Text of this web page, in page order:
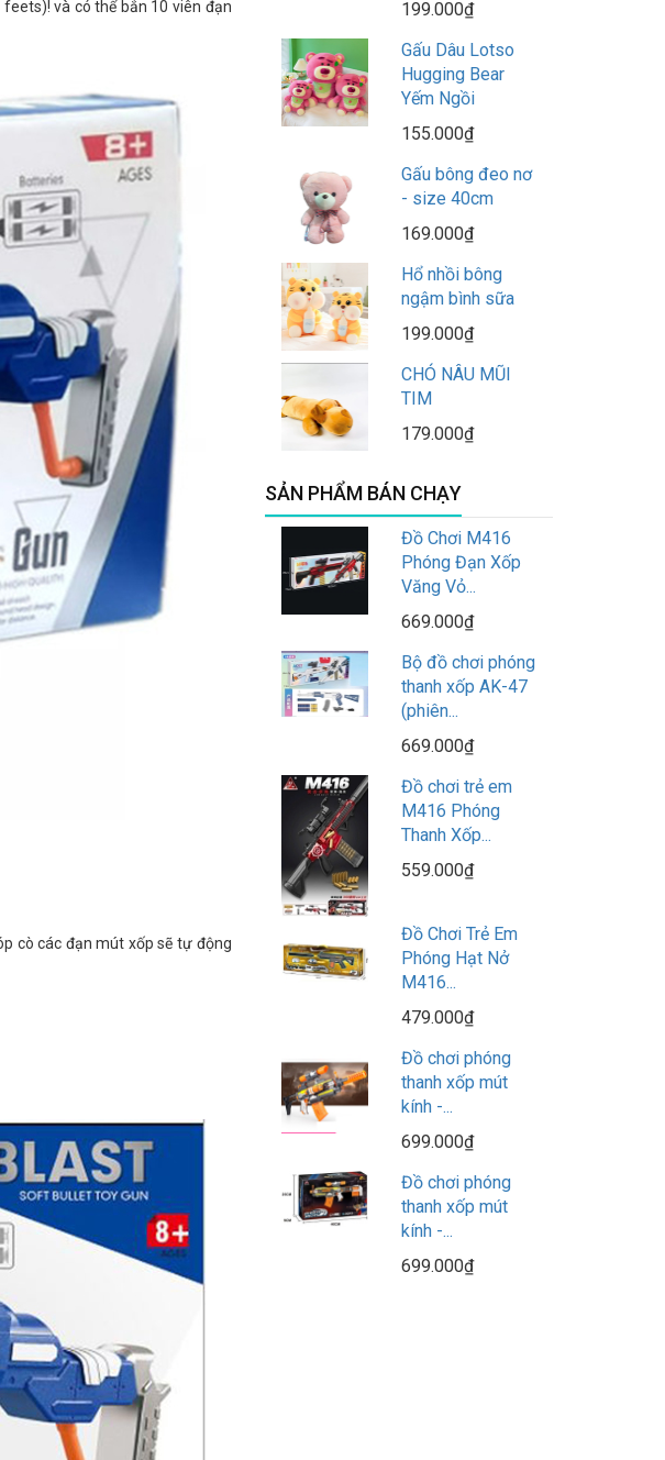
và có thể bắn 10 viên đạn
cò các đạn mút xốp sẽ tự động
199.000₫
Gấu Dâu Lotso
Hugging Bear
Yếm Ngồi
155.000₫
Gấu bông đeo nơ
- size 40cm
169.000₫
Hổ nhồi bông
ngậm bình sữa
199.000₫
CHÓ NÂU MŨI
TIM
179.000₫
SẢN PHẨM BÁN CHẠY
Đồ Chơi M416
Phóng Đạn Xốp
Văng Vỏ...
669.000₫
Bộ đồ chơi phóng
thanh xốp AK-47
(phiên...
669.000₫
Đồ chơi trẻ em
M416 Phóng
Thanh Xốp...
559.000₫
Đồ Chơi Trẻ Em
Phóng Hạt Nở
M416...
479.000₫
Đồ chơi phóng
thanh xốp mút
kính -...
699.000₫
Đồ chơi phóng
thanh xốp mút
kính -...
699.000₫